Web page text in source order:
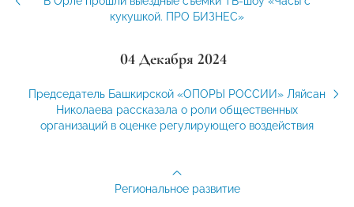
кукушкой. ПРО БИЗНЕС»
04 Декабря 2024
Председатель Башкирской «ОПОРЫ РОССИИ» Ляйсан
Николаева рассказала о роли общественных
организаций в оценке регулирующего воздействия
Региональное развитие